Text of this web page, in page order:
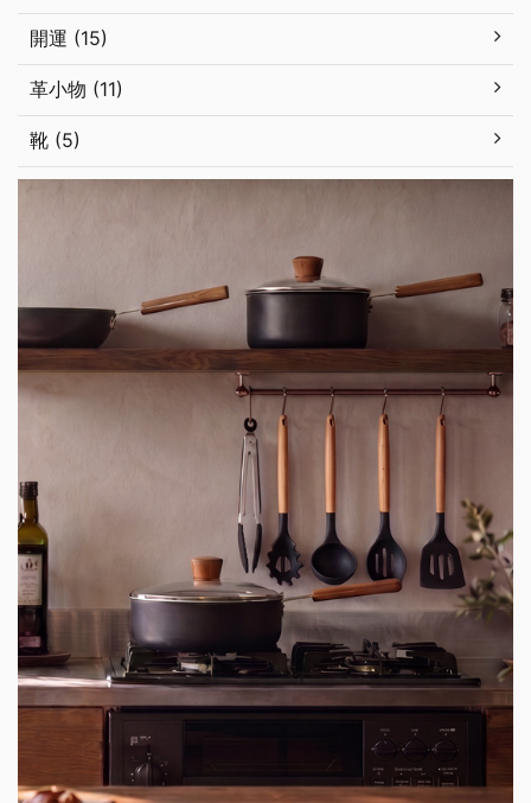
開運 (15)
革小物 (11)
靴 (5)